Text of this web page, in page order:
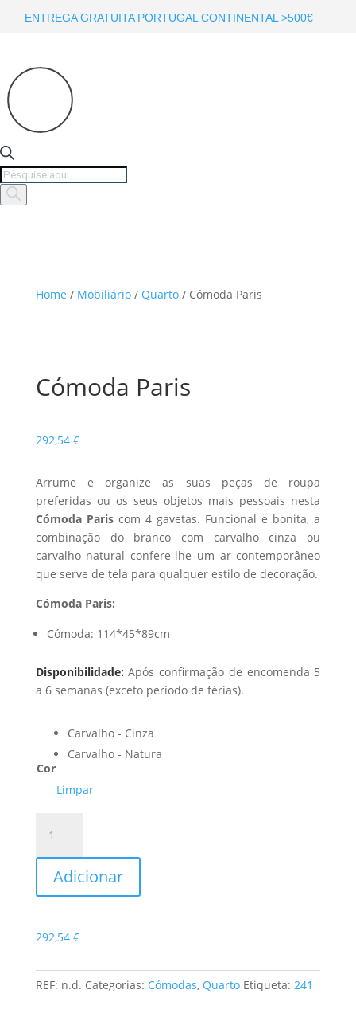
ENTREGA GRATUITA PORTUGAL CONTINENTAL >500€
Products
search
Home / Mobiliário/ Quarto/ Cómoda Paris
Cómoda Paris
292,54 €
Arrume e organize as suas peças de roupa
preferidas ou os seus objetos mais pessoais nesta
Cómoda Pariscom 4 gavetas. Funcional e bonita, a
combinação do branco com carvalho cinza ou
carvalho natural confere-lhe um ar contemporâneo
que serve de tela para qualquer estilo de decoração.
Cómoda Paris:
Cómoda: 114*45*89cm
Disponibilidade:Após confirmação de encomenda 5
a 6 semanas (exceto período de férias).
Cor
Carvalho - Cinza
Carvalho - Natura
Limpar
Cómoda
ParisAdicionar
292,54 €
REF: n.d. Categorias: Cómodas, Quarto Etiqueta: 241